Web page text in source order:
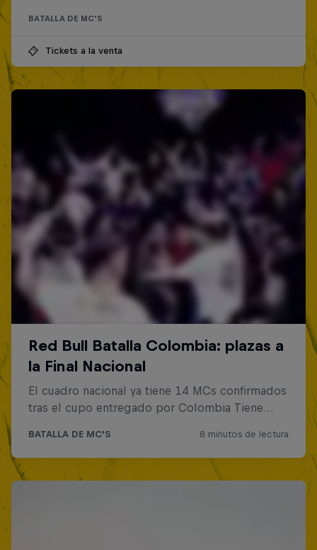
BATALLA DE MC'S
Tickets a la venta